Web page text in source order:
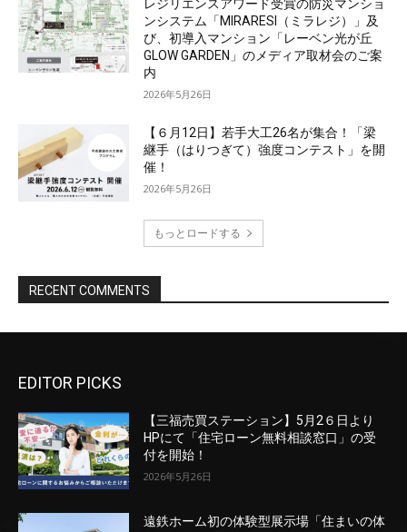
EDITOR PICKS
【三福売買ステーション】5月2６日より
HPにて「住宅ローン無料相談窓口」の受
付を開始！
2026年5月26日
遠鉄ホーム初の体験型展示場「住まいの体